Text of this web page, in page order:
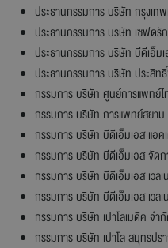
ประธานกรรมการ บริษัท กรุงเท
ประธานกรรมการ บริษัท เซฟดรั
ประธานกรรมการ บริษัท บีดีเอ็ม
ประธานกรรมการ บริษัท ประสิ
กรรมการ บริษัท ศูนย์การแพทย์
กรรมการ บริษัท การแพทย์สยา
กรรมการ บริษัท บีดีเอ็มเอส แอ
กรรมการ บริษัท บีดีเอ็มเอส จัด
กรรมการ บริษัท บีดีเอ็มเอส เวล
กรรมการ บริษัท บีดีเอ็มเอส เวล
กรรมการ บริษัท เปาโลเมดิค จำ
กรรมการ บริษัท เปาโล สมุทรปร